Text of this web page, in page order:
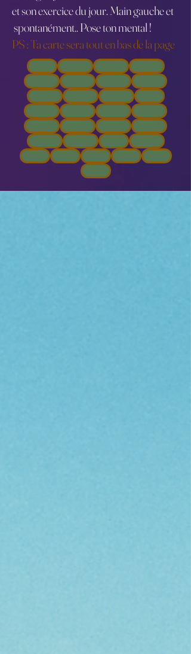
et son exercice du jour. Main gauche et
spontanément.. Pose ton mental !
PS : Ta carte sera tout en bas de la page
Carte 1 Carte 10 Carte 11 Carte 12
Carte 13 Carte 14 Carte 15 Carte 16
Carte 17 Carte 18 Carte 19 Carte 2
Carte 20 Carte 21 Carte 22 Carte 23
Carte 24 Carte 25 Carte 26 Carte 27
Carte 28 Carte 29 Carte 3 Carte 30
Carte 4 Carte 5 Carte 6 Carte 7 Carte 8
Carte 9